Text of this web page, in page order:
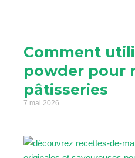
Comment
powder pour
pâtisseries
7 mai 2026